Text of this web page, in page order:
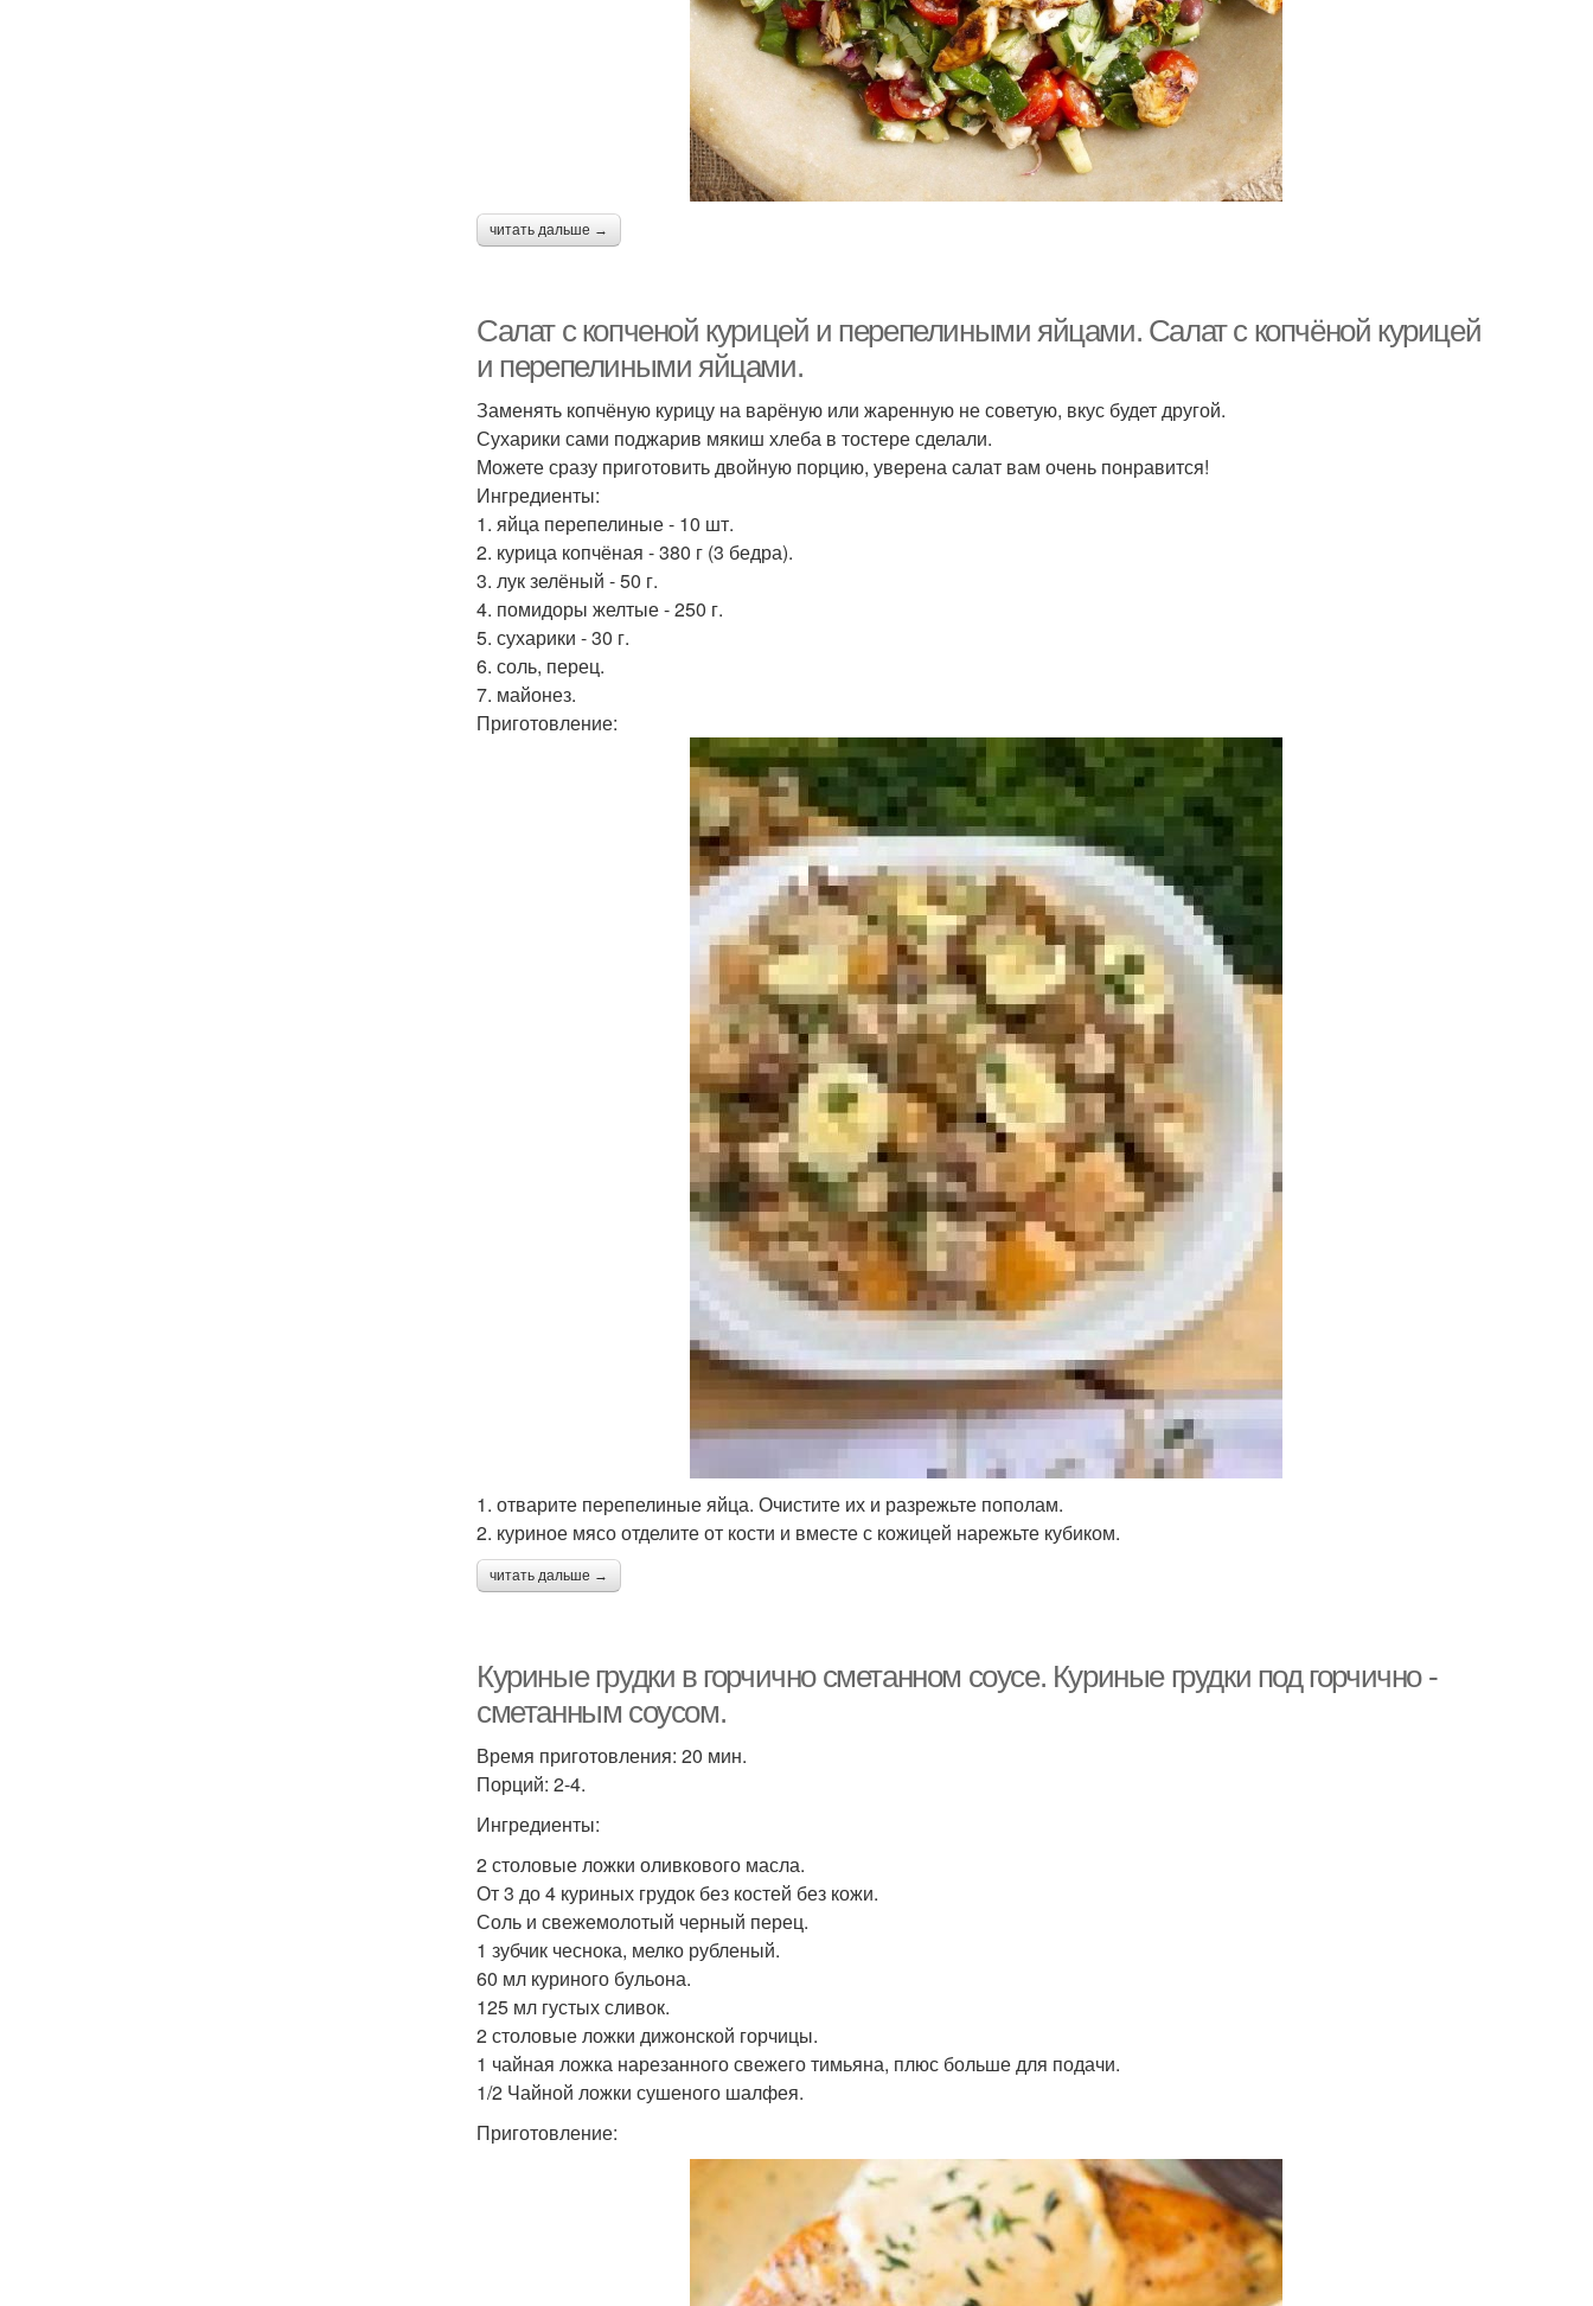
читать дальше →
Салат с копченой курицей и перепелиными яйцами. Салат с копчёной курицей
и перепелиными яйцами.
Заменять копчёную курицу на варёную или жаренную не советую, вкус будет другой.
Сухарики сами поджарив мякиш хлеба в тостере сделали.
Можете сразу приготовить двойную порцию, уверена салат вам очень понравится!
Ингредиенты:
1. яйца перепелиные - 10 шт.
2. курица копчёная - 380 г (3 бедра).
3. лук зелёный - 50 г.
4. помидоры желтые - 250 г.
5. сухарики - 30 г.
6. соль, перец.
7. майонез.
Приготовление:
1. отварите перепелиные яйца. Очистите их и разрежьте пополам.
2. куриное мясо отделите от кости и вместе с кожицей нарежьте кубиком.
читать дальше →
Куриные грудки в горчично сметанном соусе. Куриные грудки под горчично -
сметанным соусом.
Время приготовления: 20 мин.
Порций: 2-4.
Ингредиенты:
2 столовые ложки оливкового масла.
От 3 до 4 куриных грудок без костей без кожи.
Соль и свежемолотый черный перец.
1 зубчик чеснока, мелко рубленый.
60 мл куриного бульона.
125 мл густых сливок.
2 столовые ложки дижонской горчицы.
1 чайная ложка нарезанного свежего тимьяна, плюс больше для подачи.
1/2 Чайной ложки сушеного шалфея.
Приготовление: